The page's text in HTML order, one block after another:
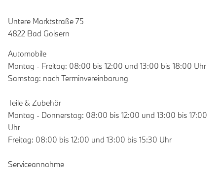
Untere Marktstraße 75
4822 Bad Goisern
Automobile
Montag - Freitag: 08:00 bis 12:00 und 13:00 bis 18:00 Uhr
Samstag: nach Terminvereinbarung
Teile & Zubehör
Montag - Donnerstag: 08:00 bis 12:00 und 13:00 bis 17:00
Uhr
Freitag: 08:00 bis 12:00 und 13:00 bis 15:30 Uhr
Serviceannahme